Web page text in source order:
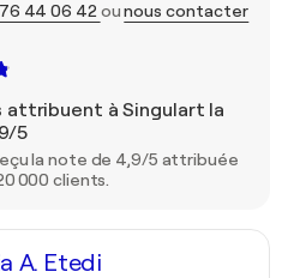
76 44 06 42 ounous contacter
attribuent à Singulart la
5
la note de 4,9/5 attribuée
000 clients.
A. Etedi